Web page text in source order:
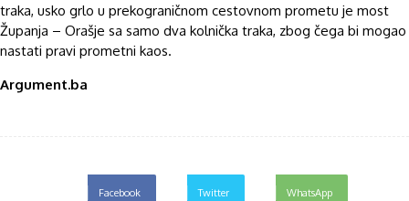
traka, usko grlo u prekograničnom cestovnom prometu je most
Županja – Orašje sa samo dva kolnička traka, zbog čega bi mogao
nastati pravi prometni kaos.
Argument.ba
Facebook Twitter WhatsApp